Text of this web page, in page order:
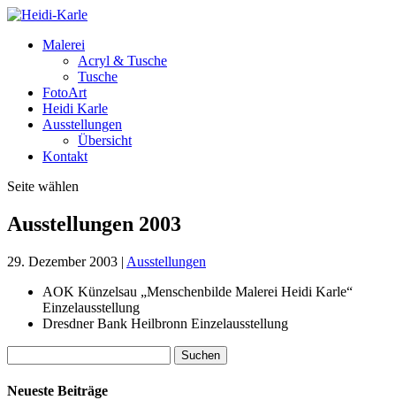
Malerei
Acryl & Tusche
Tusche
FotoArt
Heidi Karle
Ausstellungen
Übersicht
Kontakt
Seite wählen
Ausstellungen 2003
29. Dezember 2003 | Ausstellungen
AOK Künzelsau „Menschenbilde Malerei Heidi Karle“
Einzelausstellung
Dresdner Bank Heilbronn Einzelausstellung
nach:
Neueste Beiträge